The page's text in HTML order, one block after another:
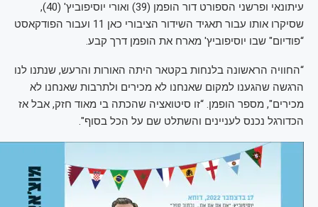
עיתונאי ופרשני הספורט דור הופמן (39) ואורי יוסיפוביץ' (40),
שסיקרו אותו עבור תאגיד השידור הציבורי כאן 11 ועבור הפודקאסט
“פודיום" שבו יוסיפוביץ' מארח את הופמן דרך קבע.
“החוויה הראשונה בלנחות בקטאר היתה האורות והרעש, שנתנו לנו
הרגשה שהגענו למקום שאנחנו לא מכירים ולתרבות שאנחנו לא
מכירים", מספר הופמן. “זו סיטואציה שהכתה בי מאוד חזק, אבל אז
הכדורגל נכנס לעניינים והשתלט שם על הכל בסוף".